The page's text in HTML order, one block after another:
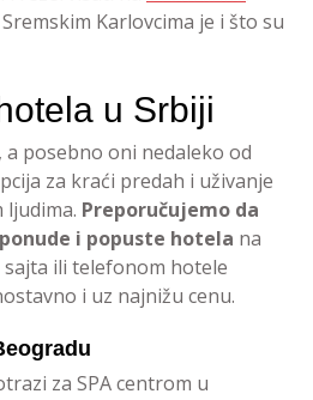
Karlovcima je i što su
u Srbiji
a posebno oni nedaleko od
za kraći predah i uživanje
ljudima. Preporučujemo da
i popuste hotela na
sajta ili telefonom hotele
i uz najnižu cenu.
za SPA centrom u